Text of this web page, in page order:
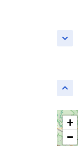
keyboard_arrow_down
keyboard_arrow_up
+
−